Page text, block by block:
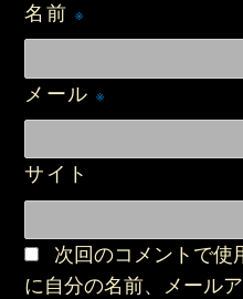
名前 ※
メール ※
サイト
次回のコメントで使
に自分の名前、メール